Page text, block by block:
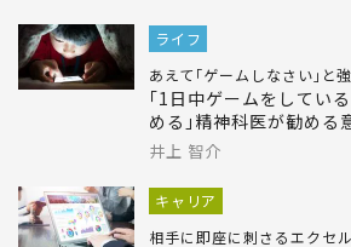
ライフ
あえて｢ゲームしなさい｣と
｢1日中ゲームをしてい
める｣精神科医が勧める
井上 智介
キャリア
相手に即座に刺さるエクセ